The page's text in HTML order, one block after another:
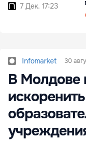
7 Дек. 17:23
Infomarket 30
В Молдове